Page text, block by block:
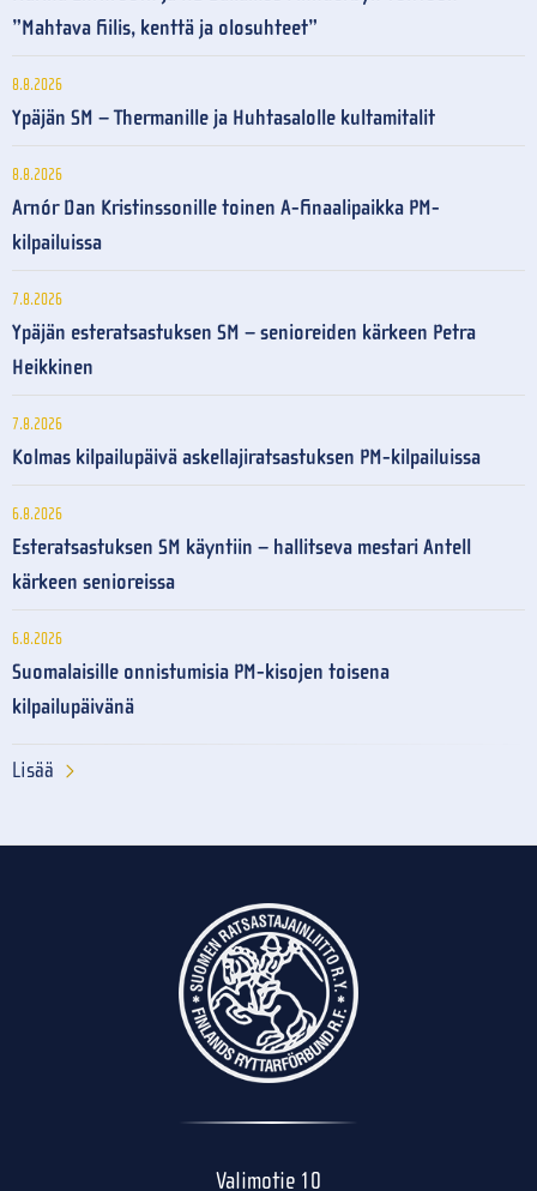
”Mahtava fiilis, kenttä ja olosuhteet”
8.8.2026
Ypäjän SM – Thermanille ja Huhtasalolle kultamitalit
8.8.2026
Arnór Dan Kristinssonille toinen A-finaalipaikka PM-
kilpailuissa
7.8.2026
Ypäjän esteratsastuksen SM – senioreiden kärkeen Petra
Heikkinen
7.8.2026
Kolmas kilpailupäivä askellajiratsastuksen PM-kilpailuissa
6.8.2026
Esteratsastuksen SM käyntiin – hallitseva mestari Antell
kärkeen senioreissa
6.8.2026
Suomalaisille onnistumisia PM-kisojen toisena
kilpailupäivänä
Lisää
Valimotie 10